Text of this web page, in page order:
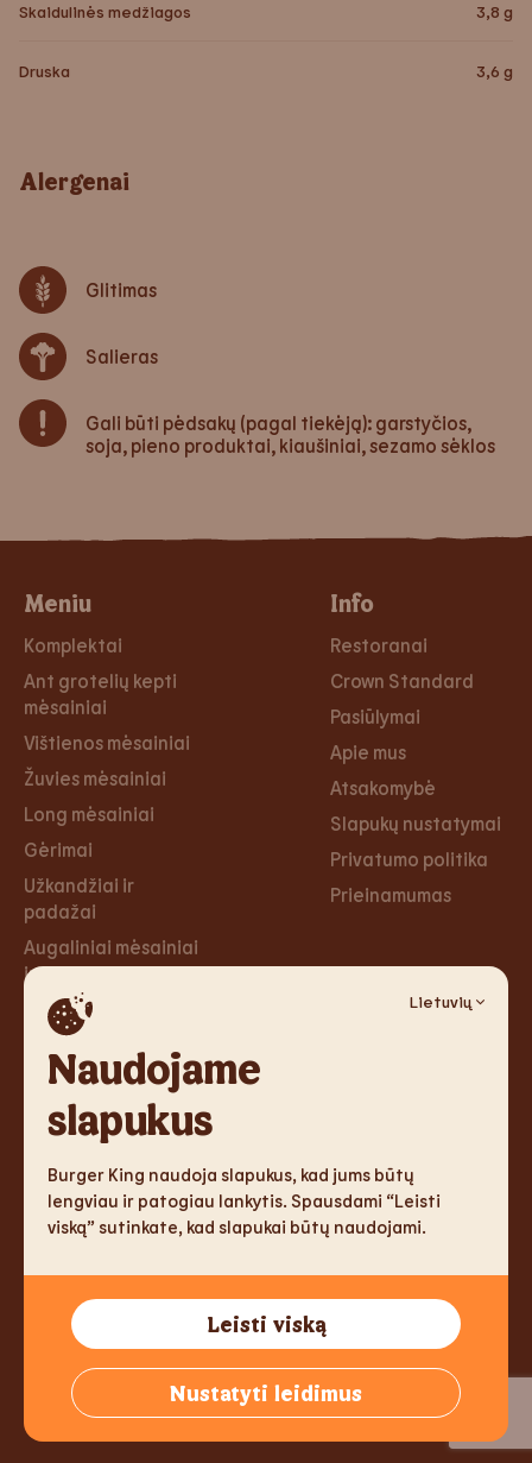
Naudojame
slapukus
Lietuvių
Burger King naudoja slapukus, kad jums būtų
lengviau ir patogiau lankytis. Spausdami “Leisti
viską” sutinkate, kad slapukai būtų naudojami.
Leisti viską
Nustatyti leidimus
Skaidulinės medžiagos 3,8 g
Druska 3,6 g
Alergenai
Glitimas
Salieras
Gali būti pėdsakų (pagal tiekėją): garstyčios,
soja, pieno produktai, kiaušiniai, sezamo sėklos
Meniu
Komplektai
Ant grotelių kepti
mėsainiai
Vištienos mėsainiai
Žuvies mėsainiai
Long mėsainiai
Gėrimai
Užkandžiai ir
padažai
Augaliniai mėsainiai
ir tortilijos
Desertai
Info
Restoranai
Crown Standard
Pasiūlymai
Apie mus
Atsakomybė
Slapukų nustatymai
Privatumo politika
Prieinamumas
Karjera
Karjera
Instagram
TM & Copyright 2026 Burger King Corporation. All rights
reserved.
Tallink Fast Food Lithuania UAB, Reg.nr. 305333905, J. Jasinskio
g. 2, LT-01112 Vilnius, Lithuania,info@burgerking.lt